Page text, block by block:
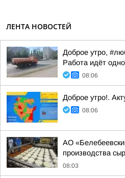
ЛЕНТА НОВОСТЕЙ
Доброе утро,
Работа идёт
08:06
Доброе утро!.
08:06
АО
производства
08:03